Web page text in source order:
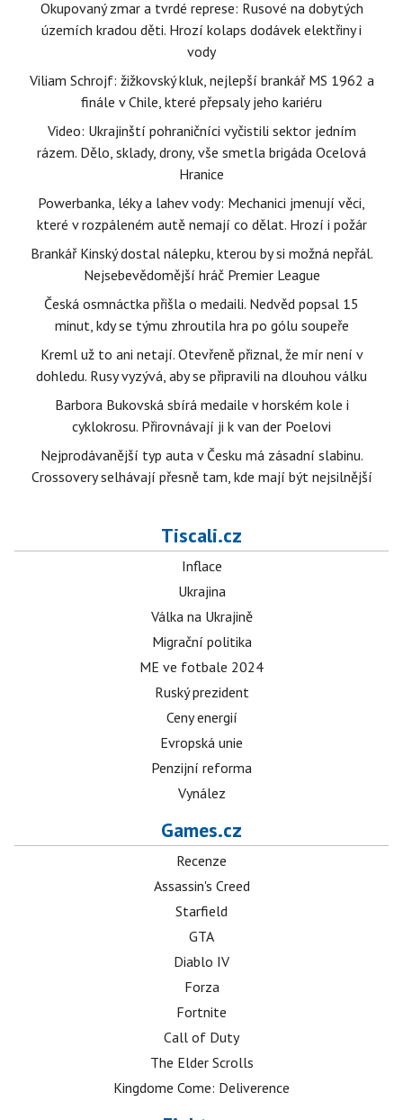
Okupovaný zmar a tvrdé represe: Rusové na dobytých
územích kradou děti. Hrozí kolaps dodávek elektřiny i
vody
Viliam Schrojf: žižkovský kluk, nejlepší brankář MS 1962 a
finále v Chile, které přepsaly jeho kariéru
Video: Ukrajinští pohraničníci vyčistili sektor jedním
rázem. Dělo, sklady, drony, vše smetla brigáda Ocelová
Hranice
Powerbanka, léky a lahev vody: Mechanici jmenují věci,
které v rozpáleném autě nemají co dělat. Hrozí i požár
Brankář Kinský dostal nálepku, kterou by si možná nepřál.
Nejsebevědomější hráč Premier League
Česká osmnáctka přišla o medaili. Nedvěd popsal 15
minut, kdy se týmu zhroutila hra po gólu soupeře
Kreml už to ani netají. Otevřeně přiznal, že mír není v
dohledu. Rusy vyzývá, aby se připravili na dlouhou válku
Barbora Bukovská sbírá medaile v horském kole i
cyklokrosu. Přirovnávají ji k van der Poelovi
Nejprodávanější typ auta v Česku má zásadní slabinu.
Crossovery selhávají přesně tam, kde mají být nejsilnější
Tiscali.cz
Inflace
Ukrajina
Válka na Ukrajině
Migrační politika
ME ve fotbale 2024
Ruský prezident
Ceny energií
Evropská unie
Penzijní reforma
Vynález
Games.cz
Recenze
Assassin's Creed
Starfield
GTA
Diablo IV
Forza
Fortnite
Call of Duty
The Elder Scrolls
Kingdome Come: Deliverence